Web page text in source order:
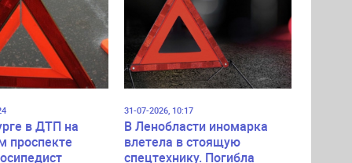
в ДТП на
проспекте
31-07-2026, 10:17
В Ленобласти иномарка
влетела в стоящую
спецтехнику. Погибла